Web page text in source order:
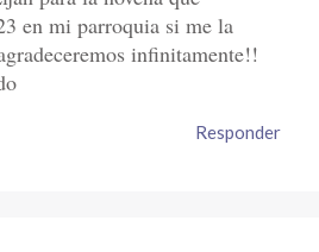
en mi parroquia si me la
infinitamente!!
Responder